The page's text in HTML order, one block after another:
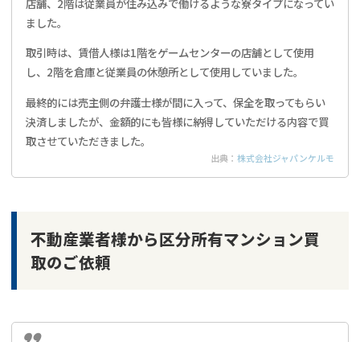
ました。
取引時は、賃借人様は1階をゲームセンターの店舗として使用
し、2階を倉庫と従業員の休憩所として使用していました。
最終的には売主側の弁護士様が間に入って、保全を取ってもらい
決済しましたが、金額的にも皆様に納得していただける内容で買
取させていただきました。
出典：株式会社ジャパンケルモ
不動産業者様から区分所有マンション買
取のご依頼